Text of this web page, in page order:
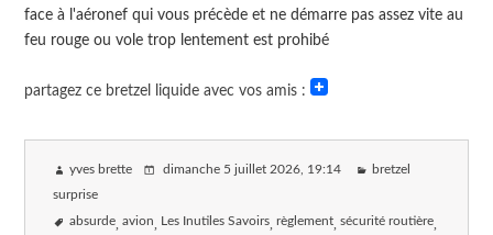
face à l'aéronef qui vous précède et ne démarre pas assez vite au
feu rouge ou vole trop lentement est prohibé
partagez ce bretzel liquide avec vos amis :
yves brette dimanche 5 juillet 2026, 19:14 bretzel
surprise
absurde avion Les Inutiles Savoirs règlement sécurité routière